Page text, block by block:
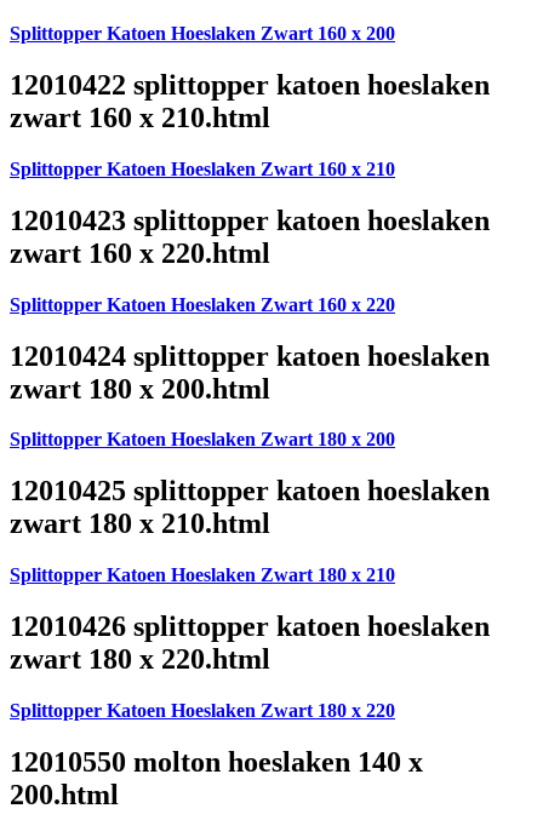
Splittopper Katoen Hoeslaken Zwart 160 x 200
12010422 splittopper katoen hoeslaken
zwart 160 x 210.html
Splittopper Katoen Hoeslaken Zwart 160 x 210
12010423 splittopper katoen hoeslaken
zwart 160 x 220.html
Splittopper Katoen Hoeslaken Zwart 160 x 220
12010424 splittopper katoen hoeslaken
zwart 180 x 200.html
Splittopper Katoen Hoeslaken Zwart 180 x 200
12010425 splittopper katoen hoeslaken
zwart 180 x 210.html
Splittopper Katoen Hoeslaken Zwart 180 x 210
12010426 splittopper katoen hoeslaken
zwart 180 x 220.html
Splittopper Katoen Hoeslaken Zwart 180 x 220
12010550 molton hoeslaken 140 x
200.html